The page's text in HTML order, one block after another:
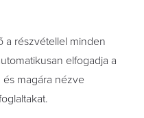
a részvétellel minden
elfogadja a
magára nézve